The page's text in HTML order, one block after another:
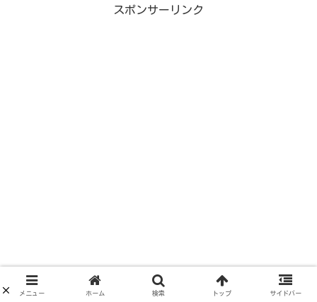
スポンサーリンク
メニュー ホーム 検索 トップ サイドバー